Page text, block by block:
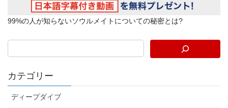
99%の人が知らないソウルメイトについての秘密とは?
カテゴリー
ディープダイブ